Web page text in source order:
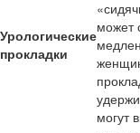
Урологические
прокладки
может
могут